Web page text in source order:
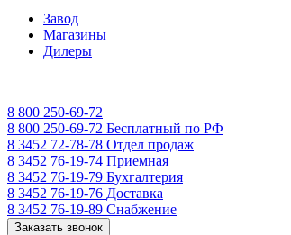
Завод
Магазины
Дилеры
8 800 250-69-72
8 800 250-69-72 Бесплатный по РФ
8 3452 72-78-78 Отдел продаж
8 3452 76-19-74 Приемная
8 3452 76-19-79 Бухгалтерия
8 3452 76-19-76 Доставка
8 3452 76-19-89 Снабжение
Заказать звонок